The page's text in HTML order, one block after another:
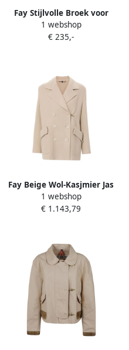
Fay Stijlvolle Broek voor
Mannen Beige Dames
1 webshop
€ 235,-
Fay Beige Wol-Kasjmier Jas
Beige Dames
1 webshop
€ 1.143,79